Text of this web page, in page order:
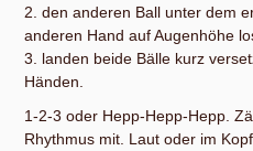
2. den anderen Ball unter dem
anderen Hand auf Augenhöhe
3. landen beide Bälle kurz
Händen.
1-2-3 oder Hepp-Hepp-Hepp.
Rhythmus mit. Laut oder im